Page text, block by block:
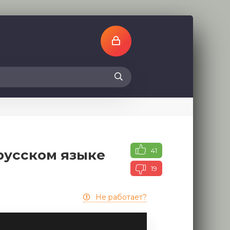
языке 41
19
Не работает?